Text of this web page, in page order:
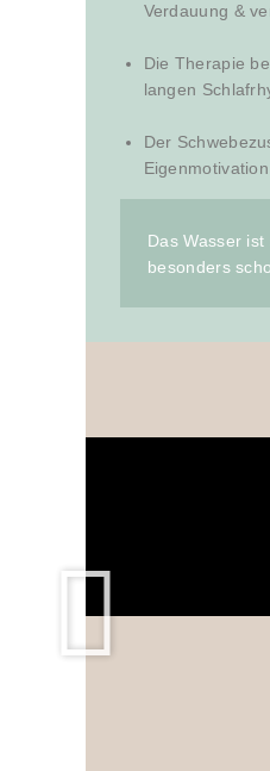
Verdauung &
Die Therapie
langen
Der
Das Wasser
besonders